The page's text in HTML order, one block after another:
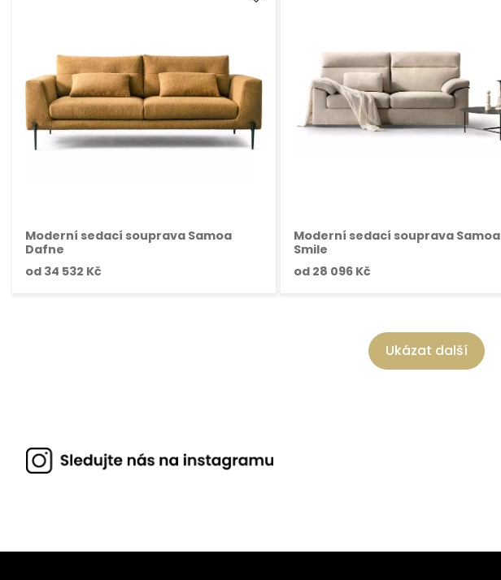
Moderní sedací souprava Samoa
Dafne
od 34 532 Kč
Moderní sedací souprava Samoa
Smile
od 28 096 Kč
Ukázat další